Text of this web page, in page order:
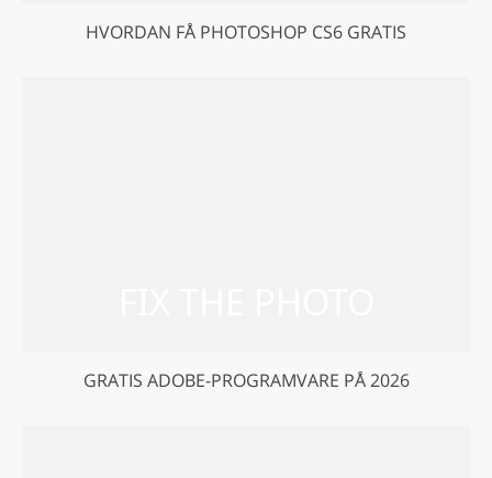
HVORDAN FÅ PHOTOSHOP CS6 GRATIS
GRATIS ADOBE-PROGRAMVARE PÅ 2026